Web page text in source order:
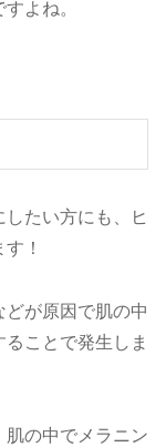
よね。
たい方にも、ヒ
！
が原因で肌の中
ことで発生しま
肌の中でメラニン